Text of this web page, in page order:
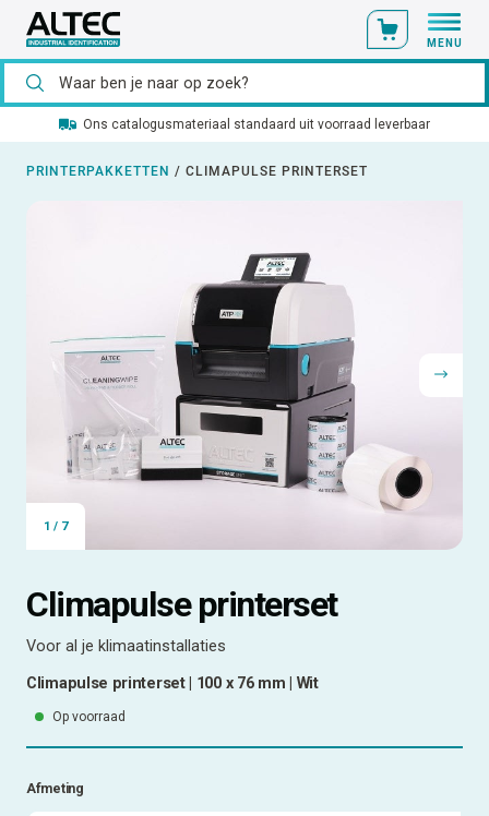
MENU
Ons catalogusmateriaal standaard uit voorraad leverbaar
PRINTERPAKKETTEN / CLIMAPULSE PRINTERSET
1 / 7
Climapulse printerset
Voor al je klimaatinstallaties
Climapulse printerset | 100 x 76 mm | Wit
Op voorraad
Afmeting